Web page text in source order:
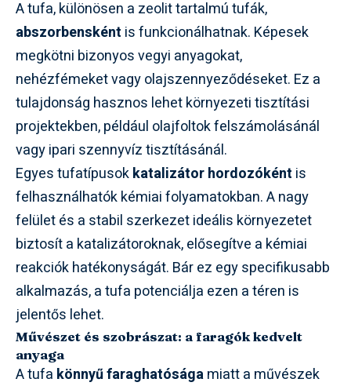
A tufa, különösen a zeolit tartalmú tufák,
abszorbensként is funkcionálhatnak. Képesek
megkötni bizonyos vegyi anyagokat,
nehézfémeket vagy olajszennyeződéseket. Ez a
tulajdonság hasznos lehet környezeti tisztítási
projektekben, például olajfoltok felszámolásánál
vagy ipari szennyvíz tisztításánál.
Egyes tufatípusokkatalizátor hordozóként is
felhasználhatók kémiai folyamatokban. A nagy
felület és a stabil szerkezet ideális környezetet
biztosít a katalizátoroknak, elősegítve a kémiai
reakciók hatékonyságát. Bár ez egy specifikusabb
alkalmazás, a tufa potenciálja ezen a téren is
jelentős lehet.
Művészet és szobrászat: a faragók kedvelt
anyaga
A tufa könnyű faraghatóságamiatt a művészek